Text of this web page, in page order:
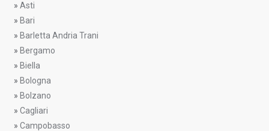
» Asti
» Bari
» Barletta Andria Trani
» Bergamo
» Biella
» Bologna
» Bolzano
» Cagliari
» Campobasso